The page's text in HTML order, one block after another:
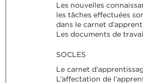
Les nouvelles
les tâches effectuées
dans le carnet
Les documents de
SOCLES
Le carnet
L’affectation de